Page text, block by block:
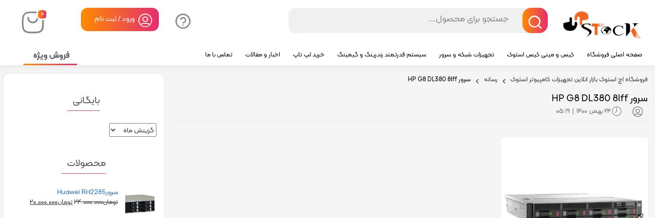
۰ ورود / ثبت نام
صفحه اصلی فروشگاه کیس و مینی کیس استوک تجهیزات شبکه و سرور سیستم قدرتمند رندرینگ و گیمینگ خرید لپ تاپ اخبار و مقالات تماس با ما فروش ویژه
فروشگاه اچ استوک بازار انلاین تجهیزات کامپیوتر استوک رسانه سرور HP G8 DL380 8lff
سرور HP G8 DL380 8lff
24 بهمن 1400 |
05:19
بایگانی
محصولات
سرورHuawei RH2285
تومان۲۴.۰۰۰.۰۰۰تومان۲۰.۰۰۰.۰۰۰